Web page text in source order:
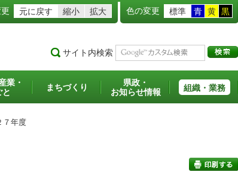
元に戻す 縮小 拡大 色の変更 標準 青 黄 黒
サイト内検索
業・
と
まちづくり
県政・
お知らせ情報
組織・業務
年度